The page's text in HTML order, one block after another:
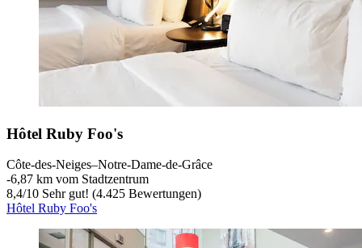
Hôtel Ruby Foo's
Côte-des-Neiges–Notre-Dame-de-Grâce
‐6,87 km vom Stadtzentrum
8,4/10 Sehr gut! (4.425 Bewertungen)
Hôtel Ruby Foo's